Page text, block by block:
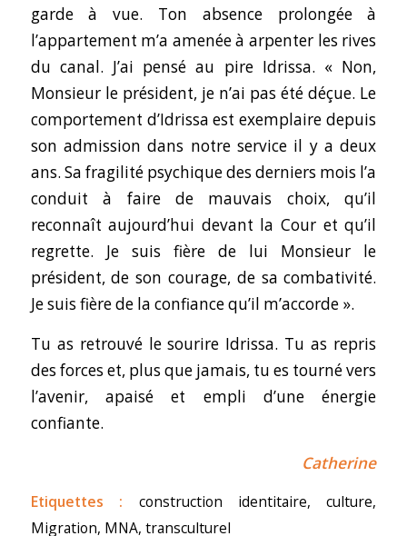
garde à vue. Ton absence prolongée à
l’appartement m’a amenée à arpenter les rives
du canal. J’ai pensé au pire Idrissa. « Non,
Monsieur le président, je n’ai pas été déçue. Le
comportement d’Idrissa est exemplaire depuis
son admission dans notre service il y a deux
ans. Sa fragilité psychique des derniers mois l’a
conduit à faire de mauvais choix, qu’il
reconnaît aujourd’hui devant la Cour et qu’il
regrette. Je suis fière de lui Monsieur le
président, de son courage, de sa combativité.
Je suis fière de la confiance qu’il m’accorde ».
Tu as retrouvé le sourire Idrissa. Tu as repris
des forces et, plus que jamais, tu es tourné vers
l’avenir, apaisé et empli d’une énergie
confiante.
Catherine
Etiquettes : construction identitaire,culture,
Migration, MNA, transculturel